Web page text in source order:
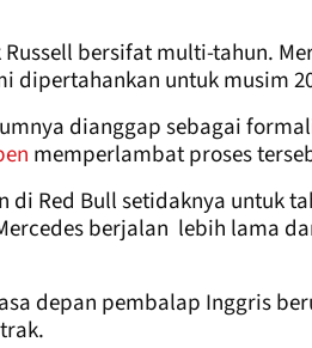
bersifat multi-tahun.
dipertahankan untuk musim
dianggap sebagai
memperlambat proses
di Red Bull setidaknya untuk
berjalan lebih lama
depan pembalap Inggris